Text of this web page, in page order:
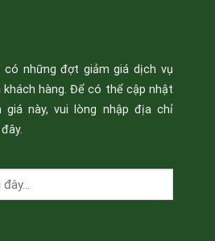
những đợt giảm giá dịch vụ
khách hàng. Để có thể cập nhật
này, vui lòng nhập địa chỉ